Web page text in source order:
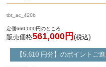
tbt_ac_420b
定価660,000円のところ
販売価格561,000円 (税込)
【5,610 円分】のポイントご